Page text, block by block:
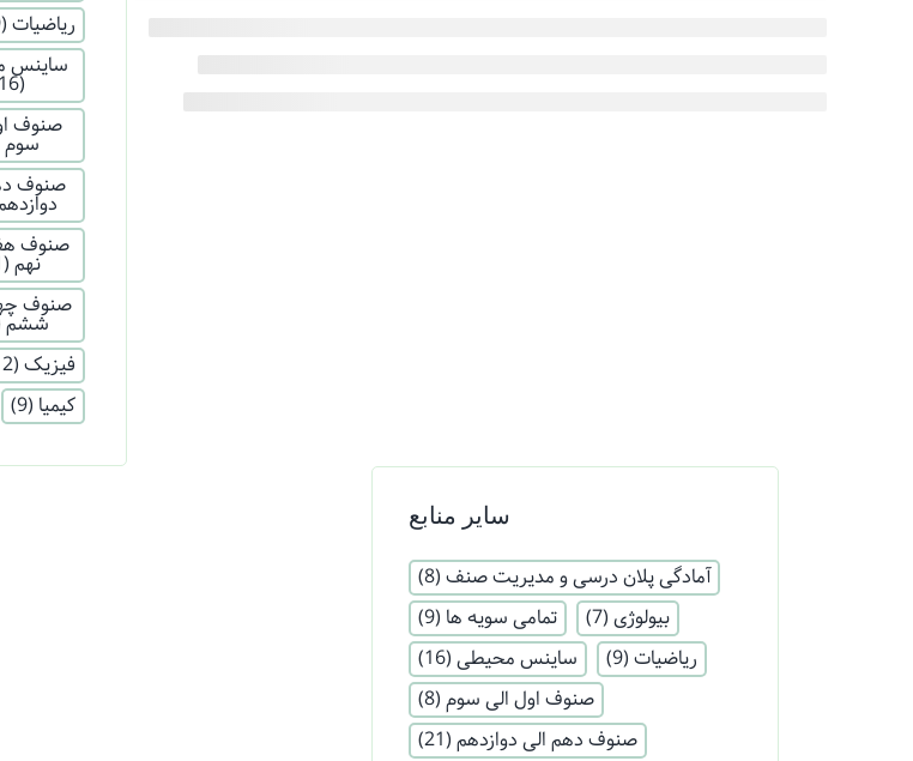
ریاضیات(9)
ساینس
(16)
صنوف
سوم
صنوف
صنوف
نهم (21)
صنوف
ششم
فیزیک(12)
کیمیا (9)
سایر منابع
آمادگی پلان درسی و مدیریت صنف (8)
بیولوژی (7) تمامی سویه ها (9)
ریاضیات (9) ساینس محیطی (16)
صنوف اول الی سوم (8)
صنوف دهم الی دوازدهم (21)